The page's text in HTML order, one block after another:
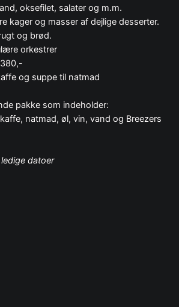
oksefilet, salater og m.m.
kager og masser af dejlige desserter.
og brød.
orkestrer
og suppe til natmad
pakke som indeholder:
natmad, øl, vin, vand og Breezers
datoer